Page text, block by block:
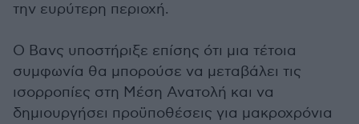
την ευρύτερη περιοχή.
Ο Βανς υποστήριξε επίσης ότι μια τέτοια
συμφωνία θα μπορούσε να μεταβάλει τις
ισορροπίες στη Μέση Ανατολή και να
δημιουργήσει προϋποθέσεις για μακροχρόνια